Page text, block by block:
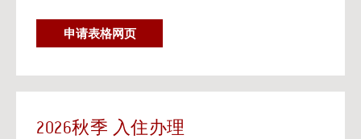
申请表格网页
2026秋季 入住办理